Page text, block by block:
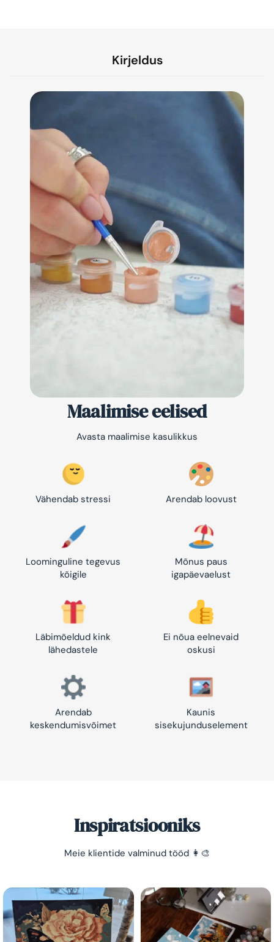
Kirjeldus
Maalimise eelised
Avasta maalimise kasulikkus
Vähendab stressi Arendab loovust
Loominguline tegevus
kõigile
Mõnus paus
igapäevaelust
Läbimõeldud kink
lähedastele
Ei nõua eelnevaid
oskusi
Arendab
keskendumisvõimet
Kaunis
sisekujunduselement
Inspiratsiooniks
Meie klientide valminud tööd 👩‍🎨
Säästa -10%!